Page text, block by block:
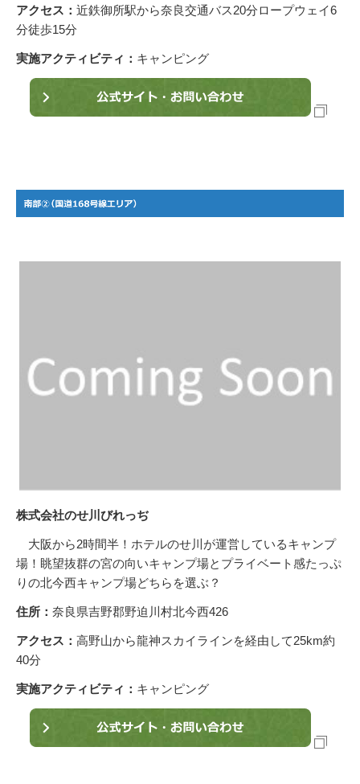
アクセス： 近鉄御所駅から奈良交通バス20分ロープウェイ6
分徒歩15分
実施アクティビティ： キャンピング
株式会社のせ川びれっぢ
大阪から2時間半！ホテルのせ川が運営しているキャンプ
場！眺望抜群の宮の向いキャンプ場とプライベート感たっぷ
りの北今西キャンプ場どちらを選ぶ？
住所： 奈良県吉野郡野迫川村北今西426
アクセス： 高野山から龍神スカイラインを経由して25km約
40分
実施アクティビティ： キャンピング